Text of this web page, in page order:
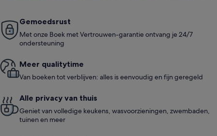
Gemoedsrust
Met onze Boek met Vertrouwen-garantie ontvang je 24/7
ondersteuning
Meer quali­ty­time
Van boeken tot verblijven: alles is eenvoudig en fijn geregeld
Alle privacy van thuis
Geniet van volledige keukens, wasvoorzieningen, zwembaden,
tuinen en meer